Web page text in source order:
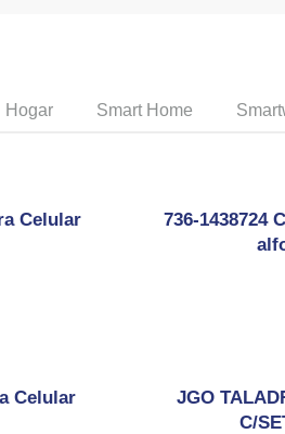
Hogar Smart Home
Celular
736-1438724
Celular
JGO
C/